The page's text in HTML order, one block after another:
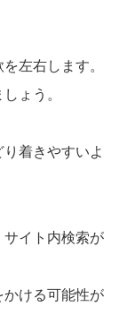
左右します。
ょう。
着きやすいよ
イト内検索が
ける可能性が